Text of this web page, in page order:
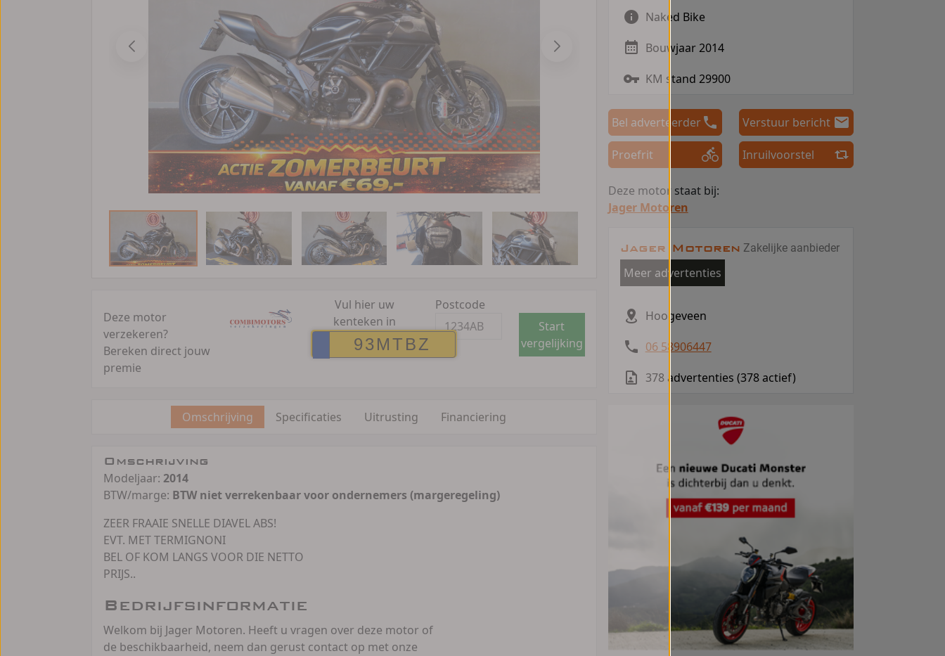
Deze motor
verzekeren?
Bereken direct jouw
premie
Vul hier uw
kenteken in
Postcode
Start
vergelijking
Omschrijving Specificaties Uitrusting Financiering
Omschrijving
Modeljaar: 2014
BTW/marge: BTW niet verrekenbaar voor ondernemers (margeregeling)
ZEER FRAAIE SNELLE DIAVEL ABS!
EVT. MET TERMIGNONI
BEL OF KOM LANGS VOOR DIE NETTO
PRIJS..
Bedrijfsinformatie
Welkom bij Jager Motoren. Heeft u vragen over deze motor of
de beschikbaarheid, neem dan gerust contact op met onze
Naked Bike
Bouwjaar 2014
KM stand 29900
Bel adverteerder Verstuur bericht
Proefrit Inruilvoorstel
Deze motor staat bij:
Jager Motoren
Jager Motoren Zakelijke aanbieder
Meer advertenties
Hoogeveen
06 58906447
378 advertenties (378 actief)